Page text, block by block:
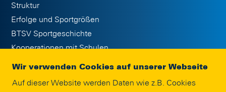
Struktur
Erfolge und Sportgrößen
BTSV Sportgeschichte
Kooperationen mit Schulen
Wir verwenden Cookies auf unserer Webseite
Auf dieser Website werden Daten wie z.B. Cookies